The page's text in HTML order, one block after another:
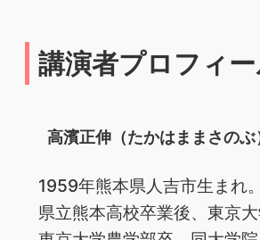
講演者プロフィ
高濱正伸（たかはままさのぶ
1959年熊本県人吉市生まれ。
県立熊本高校卒業後、東京大